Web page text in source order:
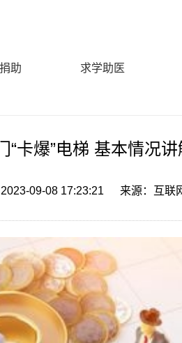
助 求学助医
“卡爆”电梯 基本情况讲
2023-09-08 17:23:21 来源：互联